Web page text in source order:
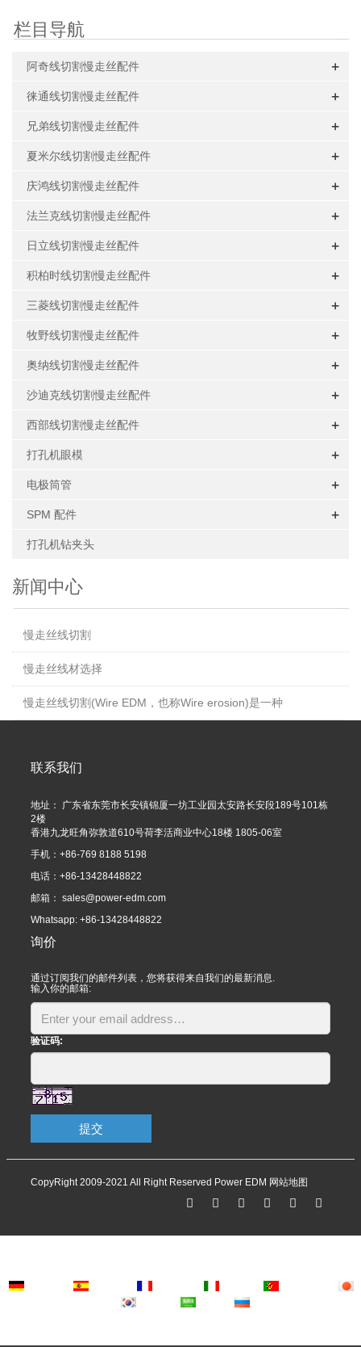
栏目导航
阿奇线切割慢走丝配件 +
徕通线切割慢走丝配件 +
兄弟线切割慢走丝配件 +
夏米尔线切割慢走丝配件 +
庆鸿线切割慢走丝配件 +
法兰克线切割慢走丝配件 +
日立线切割慢走丝配件 +
积柏时线切割慢走丝配件 +
三菱线切割慢走丝配件 +
牧野线切割慢走丝配件 +
奥纳线切割慢走丝配件 +
沙迪克线切割慢走丝配件 +
西部线切割慢走丝配件 +
打孔机眼模 +
电极筒管 +
SPM 配件 +
打孔机钻夹头
新闻中心
慢走丝线切割
慢走丝线材选择
慢走丝线切割(Wire EDM，也称Wire erosion)是一种
联系我们
地址： 广东省东莞市长安镇锦厦一坊工业园太安路长安段189号101栋
2楼
香港九龙旺角弥敦道610号荷李活商业中心18楼 1805-06室
手机：+86-769 8188 5198
电话：+86-13428448822
邮箱： sales@power-edm.com
Whatsapp: +86-13428448822
询价
通过订阅我们的邮件列表，您将获得来自我们的最新消息.
输入你的邮箱:
验证码:
提交
CopyRight 2009-2021 All Right Reserved Power EDM 网站地图